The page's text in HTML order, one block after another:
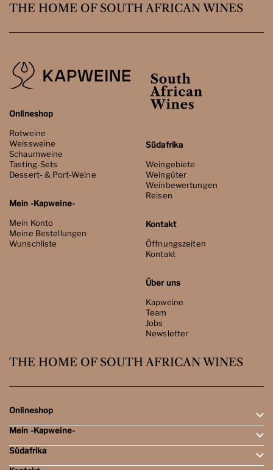
THE HOME OF SOUTH AFRICAN WINES
Onlineshop
Rotweine
Weissweine
Schaumweine
Tasting-Sets
Dessert- & Port-Weine
Mein -Kapweine-
Mein Konto
Meine Bestellungen
Wunschliste
Südafrika
Weingebiete
Weingüter
Weinbewertungen
Reisen
Kontakt
Öffnungszeiten
Kontakt
Über uns
Kapweine
Team
Jobs
Newsletter
THE HOME OF SOUTH AFRICAN WINES
Onlineshop
Rotweine
Weissweine
Schaumweine
Tasting-Sets
Mein -Kapweine-
Mein Konto
Meine Bestellungen
Südafrika